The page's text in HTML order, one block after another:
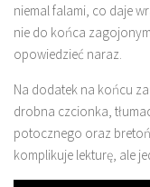
niemal falami, co daje
nie do końca
opowiedzieć naraz.
Na dodatek na końcu
drobna czcionka,
potocznego oraz
komplikuje lekturę, ale